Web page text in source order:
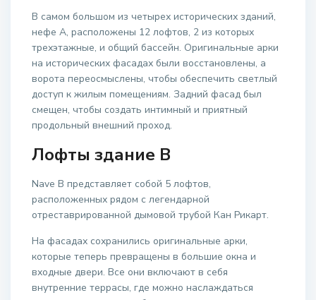
В самом большом из четырех исторических зданий,
нефе А, расположены 12 лофтов, 2 из которых
трехэтажные, и общий бассейн. Оригинальные арки
на исторических фасадах были восстановлены, а
ворота переосмыслены, чтобы обеспечить светлый
доступ к жилым помещениям. Задний фасад был
смещен, чтобы создать интимный и приятный
продольный внешний проход.
Лофты здание B
Nave B представляет собой 5 лофтов,
расположенных рядом с легендарной
отреставрированной дымовой трубой Кан Рикарт.
На фасадах сохранились оригинальные арки,
которые теперь превращены в большие окна и
входные двери. Все они включают в себя
внутренние террасы, где можно наслаждаться